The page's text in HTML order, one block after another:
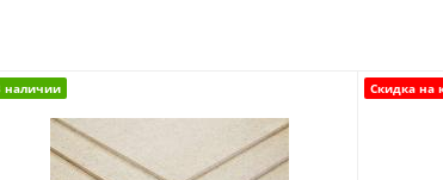
наличии Скидка на